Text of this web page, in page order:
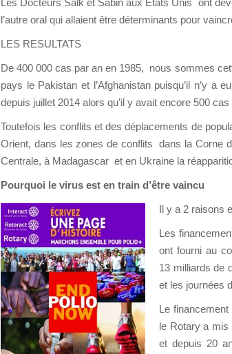
Les Docteurs Salk et Sabin aux Etats Unis ont
l’autre oral qui allaient être déterminants pour
LES RESULTATS
De 400 000 cas par an en 1985, nous sommes
pays le Pakistan et l’Afghanistan puisqu’il n’y a
depuis juillet 2014 alors qu’il y avait encore 500 cas
Toutefois les conflits et des déplacements de
Orient, dans les zones de conflits dans la Corne
Centrale, à Madagascar et en Ukraine la
Pourquoi le virus est en train d’être vaincu
Il y a 2 raisons
Les
ont fourni au
13 milliards de
et les journées
Le
le Rotary a mis
et depuis 20